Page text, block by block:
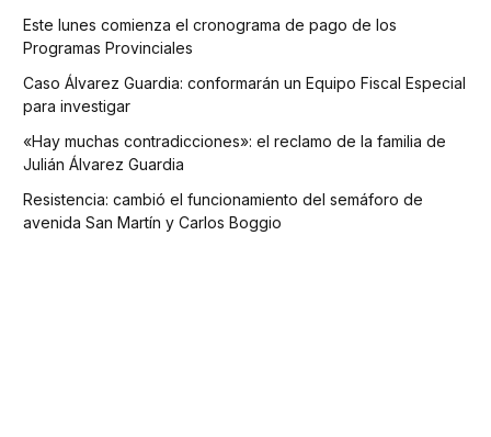
Este lunes comienza el cronograma de pago de los
Programas Provinciales
Caso Álvarez Guardia: conformarán un Equipo Fiscal Especial
para investigar
«Hay muchas contradicciones»: el reclamo de la familia de
Julián Álvarez Guardia
Resistencia: cambió el funcionamiento del semáforo de
avenida San Martín y Carlos Boggio